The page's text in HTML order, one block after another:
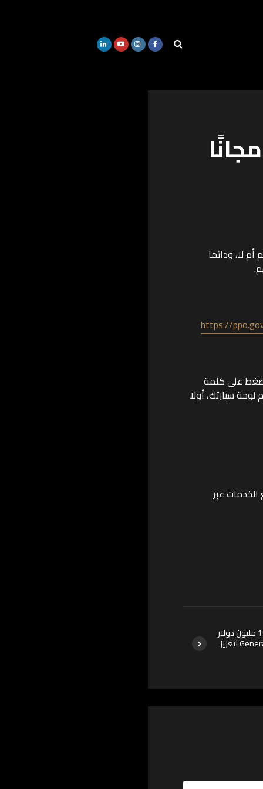
لا، ودائما
https://
على كلمة
لوحة سيارتك، أولا
عبر
اندرايف تحصل على 150 مليون دولار
إضافية من General Catalyst لتعزيز